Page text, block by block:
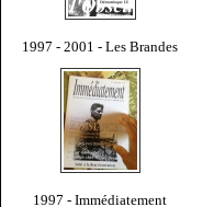
1997 - 2001 - Les Brandes
1997 - Immédiatement